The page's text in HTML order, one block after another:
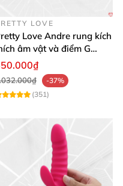
bản, tránh nhồi nhét,
và biến thể từ khóa
khắc khoái cảm
lần đầu thử nghiệm.
LOVE
Love Andre rung kích
âm vật và điểm G
mẽ
-37%
(351)